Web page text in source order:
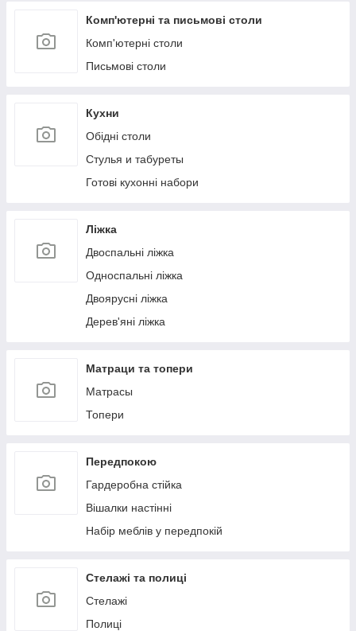
Комп'ютерні та письмові столи
Комп'ютерні столи
Письмові столи
Кухни
Обідні столи
Стулья и табуреты
Готові кухонні набори
Ліжка
Двоспальні ліжка
Односпальні ліжка
Двоярусні ліжка
Дерев'яні ліжка
Матраци та топери
Матрасы
Топери
Передпокою
Гардеробна стійка
Вішалки настінні
Набір меблів у передпокій
Стелажі та полиці
Стелажі
Полиці